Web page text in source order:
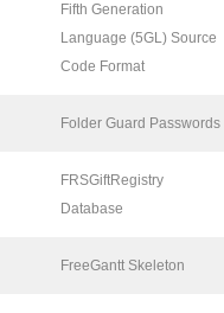
Fifth Generation
Language (5GL) Source
Code Format
Folder Guard Passwords
FRSGiftRegistry
Database
FreeGantt Skeleton